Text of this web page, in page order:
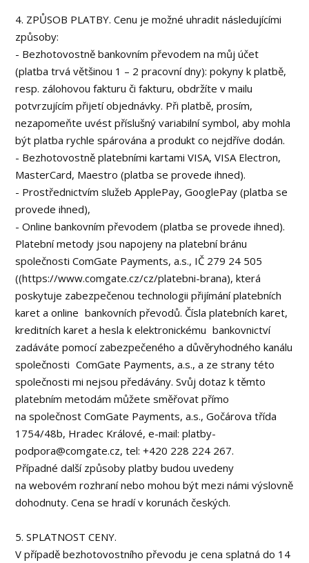
4. ZPŮSOB PLATBY. Cenu je možné uhradit následujícími
způsoby:
- Bezhotovostně bankovním převodem na můj účet
(platba trvá většinou 1 – 2 pracovní dny): pokyny k platbě,
resp. zálohovou fakturu či fakturu, obdržíte v mailu
potvrzujícím přijetí objednávky. Při platbě, prosím,
nezapomeňte uvést příslušný variabilní symbol, aby mohla
být platba rychle spárována a produkt co nejdříve dodán.
- Bezhotovostně platebními kartami VISA, VISA Electron,
MasterCard, Maestro (platba se provede ihned).
- Prostřednictvím služeb ApplePay, GooglePay (platba se
provede ihned),
- Online bankovním převodem (platba se provede ihned).
Platební metody jsou napojeny na platební bránu
společnosti ComGate Payments, a.s., IČ 279 24 505
((https://www.comgate.cz/cz/platebni-brana), která
poskytuje zabezpečenou technologii přijímání platebních
karet a online bankovních převodů. Čísla platebních karet,
kreditních karet a hesla k elektronickému bankovnictví
zadáváte pomocí zabezpečeného a důvěryhodného kanálu
společnosti ComGate Payments, a.s., a ze strany této
společnosti mi nejsou předávány. Svůj dotaz k těmto
platebním metodám můžete směřovat přímo
na společnost ComGate Payments, a.s., Gočárova třída
1754/48b, Hradec Králové, e-mail: platby-
podpora@comgate.cz, tel: +420 228 224 267.
Případné další způsoby platby budou uvedeny
na webovém rozhraní nebo mohou být mezi námi výslovně
dohodnuty. Cena se hradí v korunách českých.
5. SPLATNOST CENY.
V případě bezhotovostního převodu je cena splatná do 14